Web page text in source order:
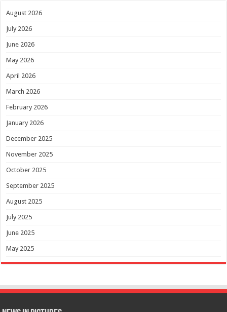
August 2026
July 2026
June 2026
May 2026
April 2026
March 2026
February 2026
January 2026
December 2025
November 2025
October 2025
September 2025
August 2025
July 2025
June 2025
May 2025